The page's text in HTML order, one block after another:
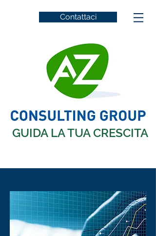
Contattaci
GUIDA LA TUA CRESCITA